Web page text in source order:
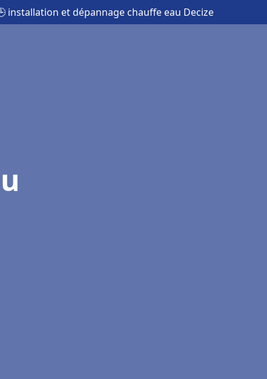
installation et dépannage chauffe eau Decize